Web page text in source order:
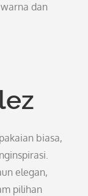
dan
biasa,
elegan,
pilihan